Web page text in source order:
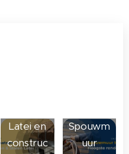
Latei en
construc
Spouwm
uur